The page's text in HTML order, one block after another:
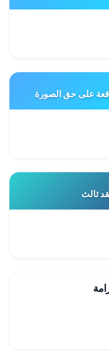
على حق الصورة
ثالث